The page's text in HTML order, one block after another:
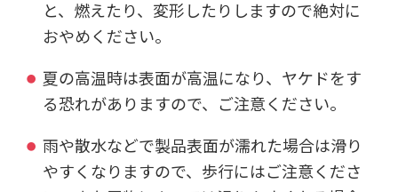
と、燃えたり、変形したりしますので絶対に
おやめください。
夏の高温時は表面が高温になり、ヤケドをす
る恐れがありますので、ご注意ください。
雨や散水などで製品表面が濡れた場合は滑り
やすくなりますので、歩行にはご注意くださ